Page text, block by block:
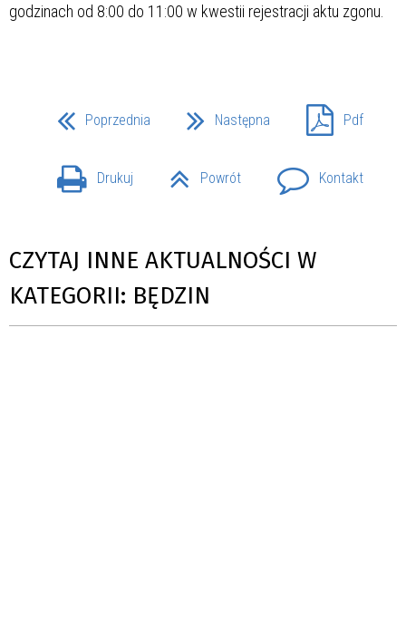
godzinach od 8:00 do 11:00 w kwestii rejestracji aktu zgonu.
Poprzednia Następna Pdf
Drukuj Powrót Kontakt
CZYTAJ INNE AKTUALNOŚCI W
KATEGORII: BĘDZIN